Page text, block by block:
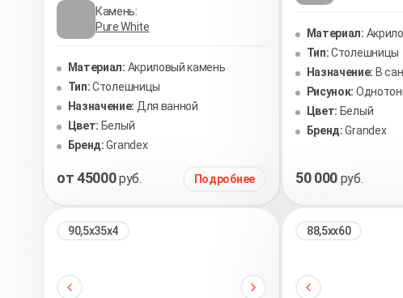
Камень:
Pure White
Материал: Акриловый камень
Тип:Столешницы
Назначение: Для ванной
Цвет: Белый
Бренд: Grandex
от 45000руб. Подробнее
Материал:
Тип:Столешницы
Назначение: В
Рисунок:
Цвет: Белый
Бренд: Grandex
50 000 руб.
90,5х35х4 88,5хх60